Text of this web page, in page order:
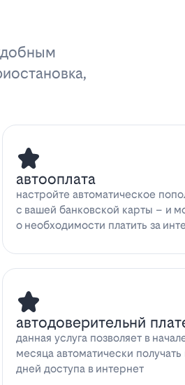
автооплата
настройте автоматическое
с вашей банковской карты – и
о необходимости платить за
автодоверительнй
данная услуга позволяет в
месяца автоматически получать
дней доступа в интернет